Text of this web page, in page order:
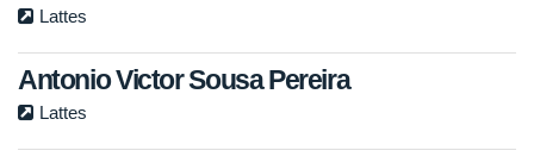
Lattes
Antonio Victor Sousa Pereira
Lattes